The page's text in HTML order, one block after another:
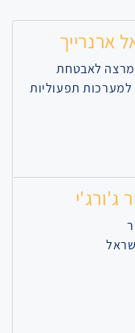
ארנרייך
ומרצה לאבטחת
למערכות תפעוליות
ג'ורג'י